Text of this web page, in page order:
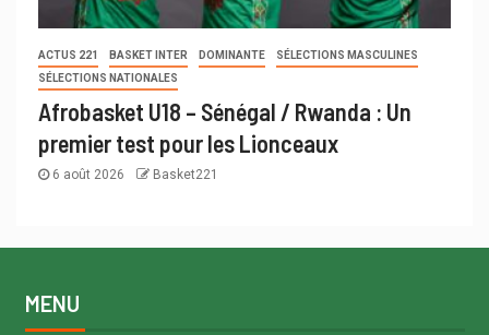
ACTUS 221 BASKET INTER DOMINANTE
SÉLECTIONS MASCULINES
SÉLECTIONS NATIONALES
Afrobasket U18 – Sénégal / Rwanda : Un
premier test pour les Lionceaux
6 août 2026 Basket221
MENU